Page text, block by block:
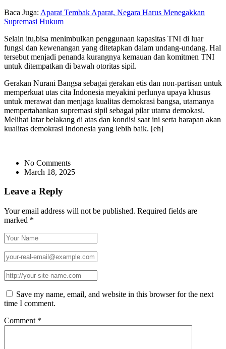
Baca Juga: Aparat Tembak Aparat, Negara Harus Menegakkan
Supremasi Hukum
Selain itu,bisa menimbulkan penggunaan kapasitas TNI di luar
fungsi dan kewenangan yang ditetapkan dalam undang-undang. Hal
tersebut menjadi penanda kurangnya kemauan dan komitmen TNI
untuk ditempatkan di bawah otoritas sipil.
Gerakan Nurani Bangsa sebagai gerakan etis dan non-partisan untuk
memperkuat utas cita Indonesia meyakini perlunya upaya khusus
untuk merawat dan menjaga kualitas demokrasi bangsa, utamanya
mempertahankan supremasi sipil sebagai pilar utama demokasi.
Melihat latar belakang di atas dan kondisi saat ini serta harapan akan
kualitas demokrasi Indonesia yang lebih baik. [eh]
No Comments
March 18, 2025
Leave a Reply
Your email address will not be published. Required fields are
marked *
Save my name, email, and website in this browser for the next
time I comment.
Comment *